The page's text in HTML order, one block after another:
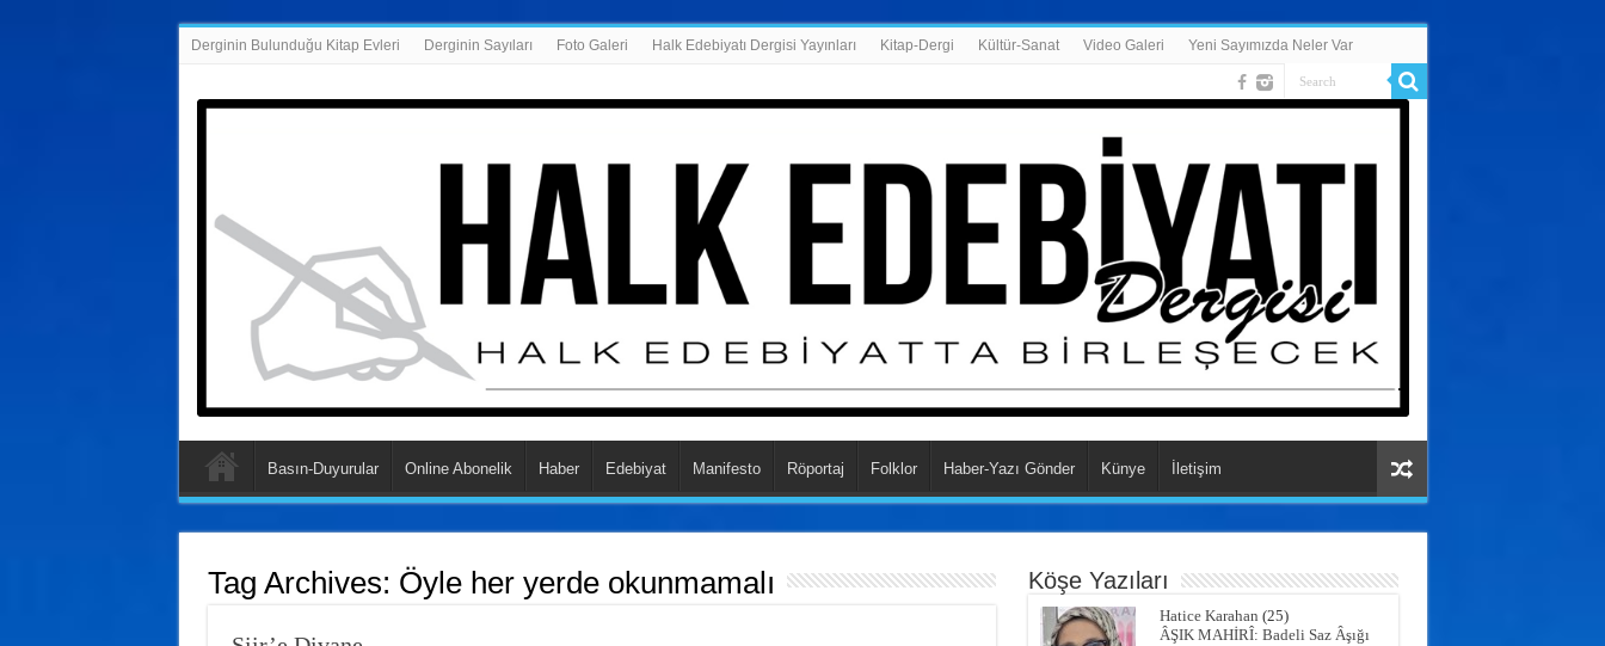
Derginin Bulunduğu Kitap Evleri Derginin Sayıları Foto Galeri Halk Edebiyatı Dergisi Yayınları Kitap-Dergi Kültür-Sanat Video Galeri Yeni Sayımızda Neler Var
Basın-Duyurular Online Abonelik Haber Edebiyat Manifesto Röportaj Folklor Haber-Yazı Gönder Künye İletişim
Tag Archives: Öyle her yerde okunmamalı Köşe Yazıları
Hatice Karahan (25)
ÂŞIK MAHİRÎ: Badeli Saz Âşığı